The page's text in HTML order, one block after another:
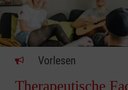
Vorlesen
Therapeutische